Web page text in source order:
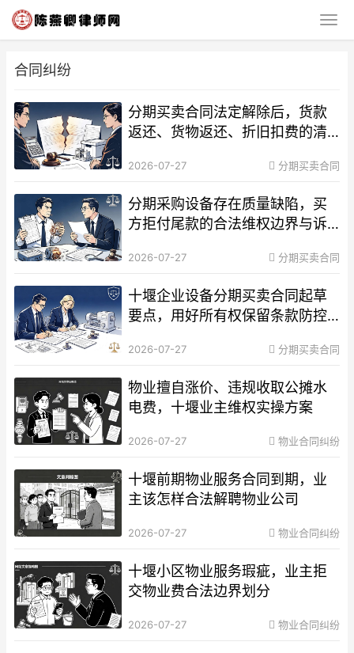
合同纠纷
分期买卖合同法定解除后，货款
返还、货物返还、折旧扣费的清
2026-07-27 分期买卖合同
分期采购设备存在质量缺陷，买
方拒付尾款的合法维权边界与诉
2026-07-27 分期买卖合同
十堰企业设备分期买卖合同起草
要点，用好所有权保留条款防控
2026-07-27 分期买卖合同
物业擅自涨价、违规收取公摊水
电费，十堰业主维权实操方案
2026-07-27 物业合同纠纷
十堰前期物业服务合同到期，业
主该怎样合法解聘物业公司
2026-07-27 物业合同纠纷
十堰小区物业服务瑕疵，业主拒
交物业费合法边界划分
2026-07-27 物业合同纠纷